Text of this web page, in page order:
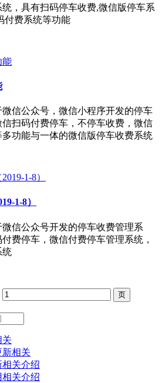
，具有扫码停车收费,微信版停车系
付费系统等功能
信公众号，微信小程序开发的停车
扫码付费停车，不停车收费，微信
功能与一体的微信版停车收费系统
1-8）
信公众号开发的停车收费管理系
费停车，微信付费停车管理系统，
统
关
相关
关介绍
关介绍